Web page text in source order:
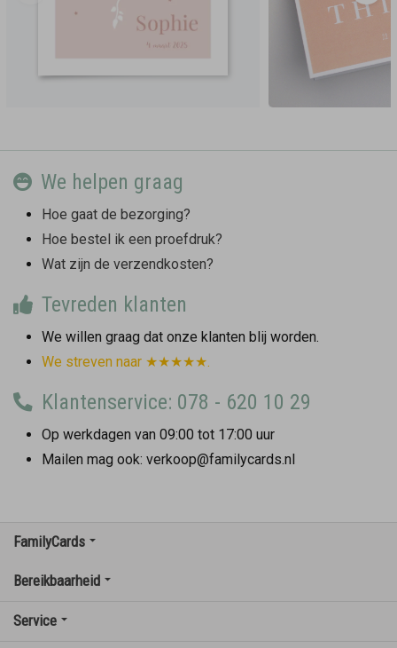
We helpen graag
Hoe gaat de bezorging?
Hoe bestel ik een proefdruk?
Wat zijn de verzendkosten?
Tevreden klanten
We willen graag dat onze klanten blij worden.
We streven naar ★★★★★.
Klantenservice: 078 - 620 10 29
Op werkdagen van 09:00 tot 17:00 uur
Mailen mag ook: verkoop@familycards.nl
FamilyCards
Bereikbaarheid
Service